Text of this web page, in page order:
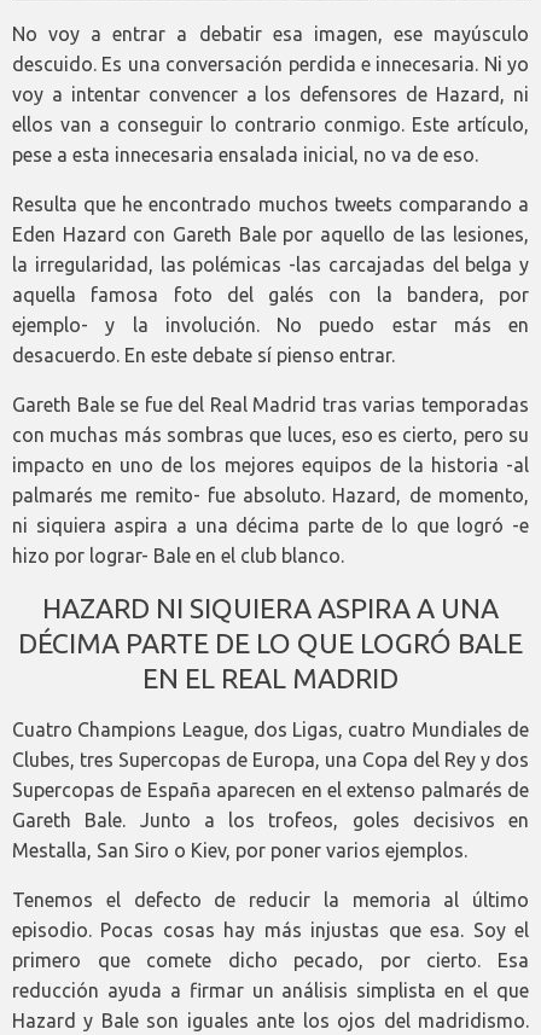
No voy a entrar a debatir esa imagen, ese mayúsculo
descuido. Es una conversación perdida e innecesaria. Ni yo
voy a intentar convencer a los defensores de Hazard, ni
ellos van a conseguir lo contrario conmigo. Este artículo,
pese a esta innecesaria ensalada inicial, no va de eso.
Resulta que he encontrado muchos tweets comparando a
Eden Hazard con Gareth Bale por aquello de las lesiones,
la irregularidad, las polémicas -las carcajadas del belga y
aquella famosa foto del galés con la bandera, por
ejemplo- y la involución. No puedo estar más en
desacuerdo. En este debate sí pienso entrar.
Gareth Bale se fue del Real Madrid tras varias temporadas
con muchas más sombras que luces, eso es cierto, pero su
impacto en uno de los mejores equipos de la historia -al
palmarés me remito- fue absoluto. Hazard, de momento,
ni siquiera aspira a una décima parte de lo que logró -e
hizo por lograr- Bale en el club blanco.
HAZARD NI SIQUIERA ASPIRA A UNA
DÉCIMA PARTE DE LO QUE LOGRÓ BALE
EN EL REAL MADRID
Cuatro Champions League, dos Ligas, cuatro Mundiales de
Clubes, tres Supercopas de Europa, una Copa del Rey y dos
Supercopas de España aparecen en el extenso palmarés de
Gareth Bale. Junto a los trofeos, goles decisivos en
Mestalla, San Siro o Kiev, por poner varios ejemplos.
Tenemos el defecto de reducir la memoria al último
episodio. Pocas cosas hay más injustas que esa. Soy el
primero que comete dicho pecado, por cierto. Esa
reducción ayuda a firmar un análisis simplista en el que
Hazard y Bale son iguales ante los ojos del madridismo.